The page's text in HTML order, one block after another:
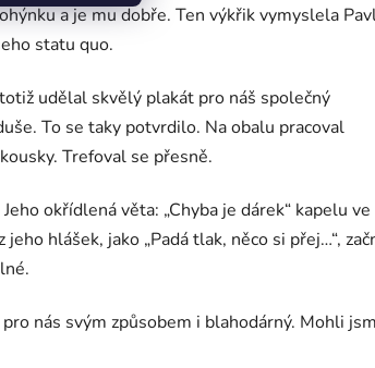
a je mu dobře. Ten výkřik vymyslela
statu quo.
udělal skvělý plakát pro náš společný
To se taky potvrdilo. Na obalu pracoval
Trefoval se přesně.
okřídlená věta: „Chyba je dárek“ kapelu ve
hlášek, jako „Padá tlak, něco si přej…“,
nás svým způsobem i blahodárný. Mohli